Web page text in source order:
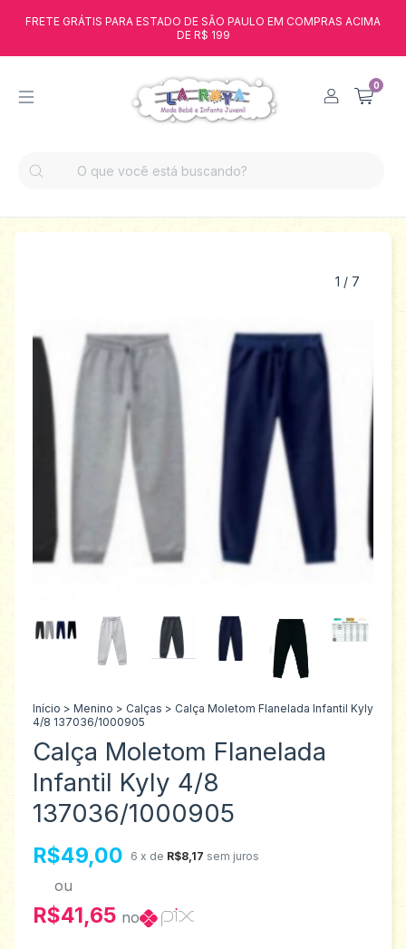
FRETE GRÁTIS PARA ESTADO DE SÃO PAULO EM COMPRAS ACIMA
DE R$ 199
0
1 / 7
Início > Menino > Calças > Calça Moletom Flanelada Infantil Kyly
4/8 137036/1000905
Calça Moletom Flanelada
Infantil Kyly 4/8
137036/1000905
R$49,00 6 x de R$8,17 sem juros
ou
R$41,65 no